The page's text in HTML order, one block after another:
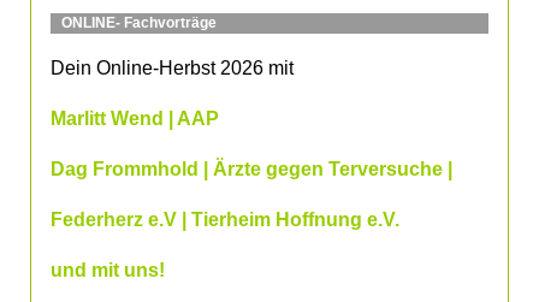
ONLINE- Fachvorträge
Dein Online-Herbst 2026 mit
Marlitt Wend | AAP
Dag Frommhold | Ärzte gegen Terversuche |
Federherz e.V | Tierheim Hoffnung e.V.
und mit uns!